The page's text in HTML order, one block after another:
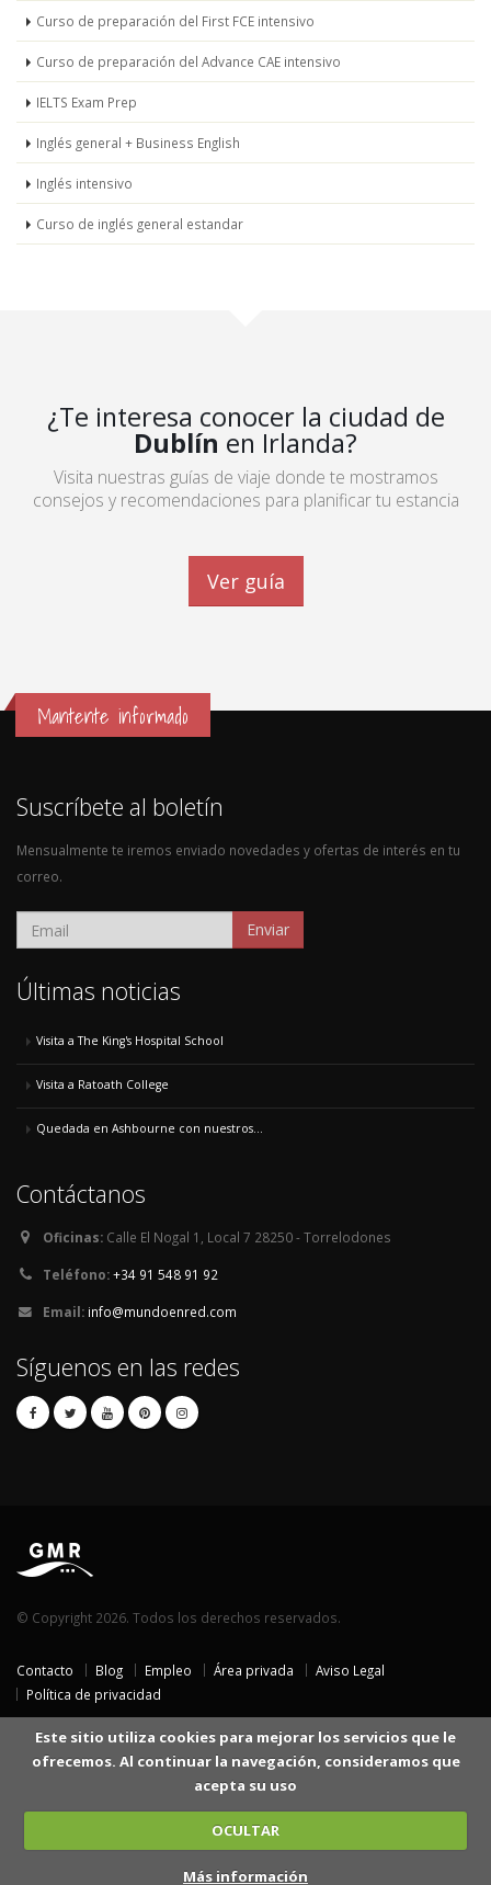
Curso de preparación del First FCE intensivo
Curso de preparación del Advance CAE intensivo
IELTS Exam Prep
Inglés general + Business English
Inglés intensivo
Curso de inglés general estandar
¿Te interesa conocer la ciudad de
Dublín en Irlanda?
Visita nuestras guías de viaje donde te mostramos
consejos y recomendaciones para planificar tu estancia
Ver guía
Mantente informado
Suscríbete al boletín
Mensualmente te iremos enviado novedades y ofertas de interés en tu
correo.
Enviar
Últimas noticias
Visita a The King's Hospital School
Visita a Ratoath College
Quedada en Ashbourne con nuestros...
Contáctanos
Oficinas: Calle El Nogal 1, Local 7 28250 - Torrelodones
Teléfono:+34 91 548 91 92
Email: info@mundoenred.com
Síguenos en las redes
© Copyright 2026. Todos los derechos reservados.
Contacto Blog Empleo Área privada
Aviso Legal
Política de privacidad
Este sitio utiliza cookies para mejorar los servicios que le
ofrecemos. Al continuar la navegación, consideramos que
acepta su uso
OCULTAR
Más información